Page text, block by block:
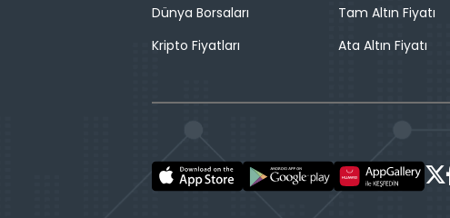
Dünya Borsaları
Kripto Fiyatları
Tam Altın Fiyatı
Ata Altın Fiyatı